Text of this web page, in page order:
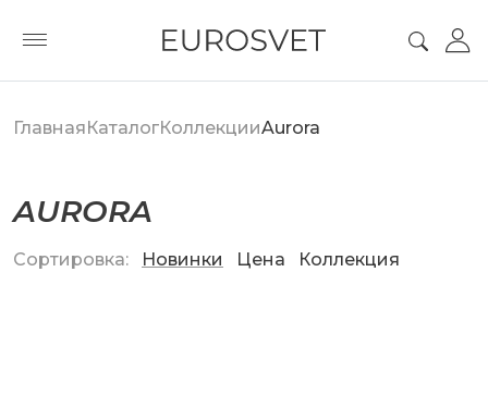
ГлавнаяКаталогКоллекцииAurora
AURORA
Сортировка: Новинки Цена Коллекция